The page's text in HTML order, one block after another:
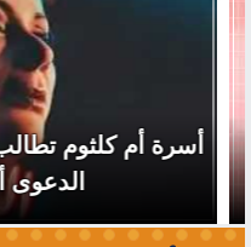
أسرة أم كلثوم تطالب
الدعوى